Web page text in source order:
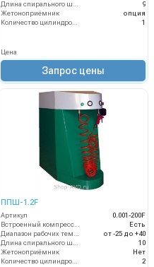
Длина спирального шланга (м)
9
Жетоноприёмник
опция
Количество цилиндров компрессора (шт)
1
Цена
Запрос цены
ППШ-1.2F
Артикул
0.001-200F
Встроенный компрессор
Есть
Диапазон рабочих температур (°C)
от -25 до +40
Длина спирального шланга (м)
10
Жетоноприёмник
Нет
Количество цилиндров компрессора (шт)
2